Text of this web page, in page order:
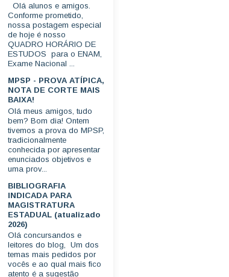
Olá alunos e amigos.
Conforme prometido,
nossa postagem especial
de hoje é nosso
QUADRO HORÁRIO DE
ESTUDOS para o ENAM,
Exame Nacional ...
MPSP - PROVA ATÍPICA,
NOTA DE CORTE MAIS
BAIXA!
Olá meus amigos, tudo
bem? Bom dia! Ontem
tivemos a prova do MPSP,
tradicionalmente
conhecida por apresentar
enunciados objetivos e
uma prov...
BIBLIOGRAFIA
INDICADA PARA
MAGISTRATURA
ESTADUAL (atualizado
2026)
Olá concursandos e
leitores do blog, Um dos
temas mais pedidos por
vocês e ao qual mais fico
atento é a sugestão